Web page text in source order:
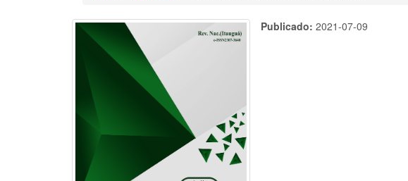
Publicado:2021-07-09